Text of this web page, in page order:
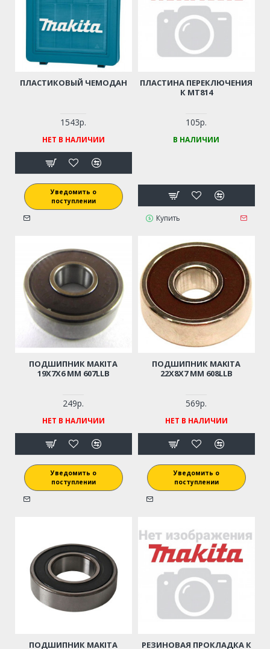
ПЛАСТИКОВЫЙ ЧЕМОДАН
1543р.
НЕТ В НАЛИЧИИ
Уведомить о
поступлении
ПЛАСТИНА ПЕРЕКЛЮЧЕНИЯ
К MT814
105р.
В НАЛИЧИИ
Купить
ПОДШИПНИК MAKITA
19X7X6 ММ 607LLB
249р.
НЕТ В НАЛИЧИИ
Уведомить о
поступлении
ПОДШИПНИК MAKITA
22X8X7 ММ 608LLB
569р.
НЕТ В НАЛИЧИИ
Уведомить о
поступлении
ПОДШИПНИК MAKITA
РЕЗИНОВАЯ ПРОКЛАДКА К